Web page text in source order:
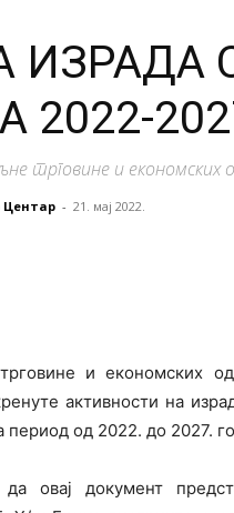
ИЗРАДА
2022-
трговине и економских
Центар - 21. мај 2022.
и економских
активности на
период од 2022. до 2027.
овај документ